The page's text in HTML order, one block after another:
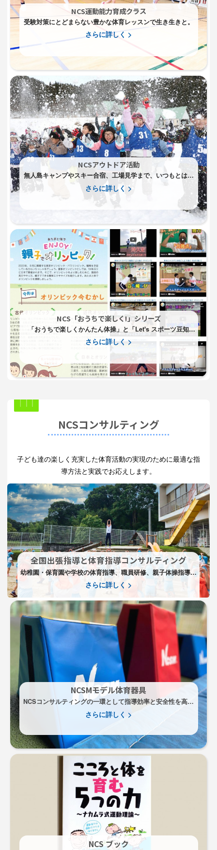
NCS運動能力育成クラス
受験対策にとどまらない豊かな体育レッスンで生き生きと。
さらに詳しく >
NCSアウトドア活動
無人島キャンプやスキー合宿、工場見学まで、いつもとはち
がう世界に飛び込むことであたらしい世界を仲間一緒に。
さらに詳しく >
NCS「おうちで楽しく!」シリーズ
「おうちで楽しくかんたん体操」と「Let's スポーツ豆知
識！」でご自宅でチャイルドスポーツをお楽しみいただけま
す。
さらに詳しく >
NCSコンサルティング
子ども達の楽しく充実した体育活動の実現のために最適な指
導方法と実践でお応えします。
全国出張指導と体育指導コンサルティング
幼稚園・保育園や学校の体育指導、職員研修、親子体操指導、
体育指導コンサルティングの全国出張をいたします。
さらに詳しく >
NCSMモデル体育器具
NCSコンサルティングの一環として指導効率と安全性を高め
たオリジナル体育器具開発しております。
さらに詳しく >
NCS ブック